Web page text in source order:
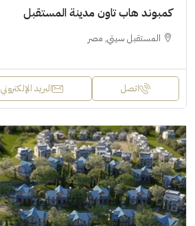
كمبوند هاب تاون مدينة المستقبل
المستقبل سيتي, مصر
اتصل البريد الإلكتروني